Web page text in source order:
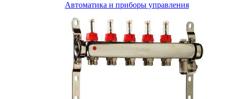
Автоматика и приборы управления